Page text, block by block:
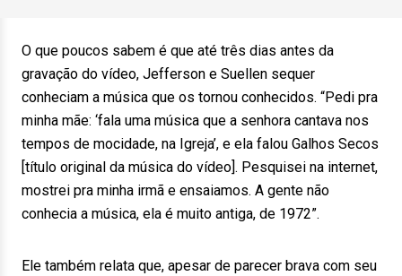
O que poucos sabem é que até três dias antes da
gravação do vídeo, Jefferson e Suellen sequer
conheciam a música que os tornou conhecidos. “Pedi pra
minha mãe: ‘fala uma música que a senhora cantava nos
tempos de mocidade, na Igreja’, e ela falou Galhos Secos
[título original da música do vídeo]. Pesquisei na internet,
mostrei pra minha irmã e ensaiamos. A gente não
conhecia a música, ela é muito antiga, de 1972”.
Ele também relata que, apesar de parecer brava com seu